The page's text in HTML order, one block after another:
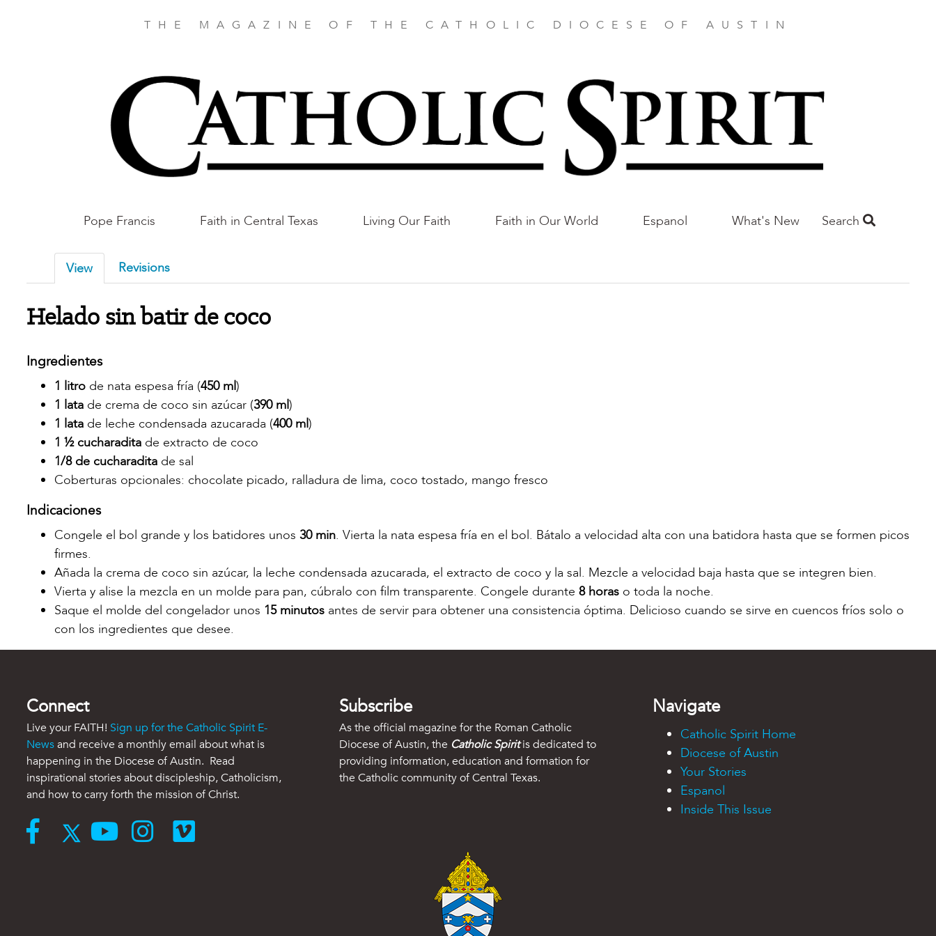
THE MAGAZINE OF THE CATHOLIC DIOCESE OF AUSTIN
Main
Austin
Pope Francis Faith in Central Texas Living Our Faith Faith in Our World Espanol What's New Search
View Revisions
Helado sin batir de coco
Ingredientes
1 litro de nata espesa fría (450 ml)
1 lata de crema de coco sin azúcar (390 ml)
1 lata de leche condensada azucarada (400 ml)
1 ½ cucharadita de extracto de coco
1/8 de cucharadita de sal
Coberturas opcionales: chocolate picado, ralladura de lima, coco tostado, mango fresco
Indicaciones
Congele el bol grande y los batidores unos 30 min. Vierta la nata espesa fría en el bol. Bátalo a velocidad alta con una batidora hasta que se formen picos
firmes.
Añada la crema de coco sin azúcar, la leche condensada azucarada, el extracto de coco y la sal. Mezcle a velocidad baja hasta que se integren bien.
Vierta y alise la mezcla en un molde para pan, cúbralo con film transparente. Congele durante 8 horas o toda la noche.
Saque el molde del congelador unos 15 minutos antes de servir para obtener una consistencia óptima. Delicioso cuando se sirve en cuencos fríos solo o
con los ingredientes que desee.
Connect
Live your FAITH! Sign up for the Catholic Spirit E-
Newsand receive a monthly email about what is
happening in the Diocese of Austin. Read
inspirational stories about discipleship, Catholicism,
and how to carry forth the mission of Christ.
Subscribe
As the official magazine for the Roman Catholic
Diocese of Austin, the Catholic Spiritis dedicated to
providing information, education and formation for
the Catholic community of Central Texas.
Navigate
Catholic Spirit Home
Diocese of Austin
Your Stories
Espanol
Inside This Issue